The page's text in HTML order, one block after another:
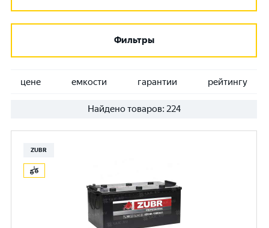
Фильтры
цене емкости гарантии рейтингу
Найдено товаров: 224
ZUBR